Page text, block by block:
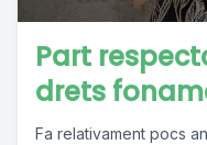
Part
drets
Fa relativament pocs